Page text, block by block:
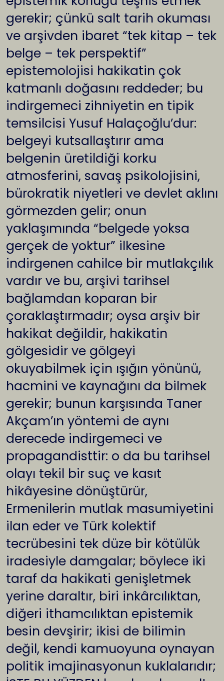
gerekir; çünkü salt tarih okuması
ve arşivden ibaret “tek kitap – tek
belge – tek perspektif”
epistemolojisi hakikatin çok
katmanlı doğasını reddeder; bu
indirgemeci zihniyetin en tipik
temsilcisi Yusuf Halaçoğlu’dur:
belgeyi kutsallaştırır ama
belgenin üretildiği korku
atmosferini, savaş psikolojisini,
bürokratik niyetleri ve devlet aklını
görmezden gelir; onun
yaklaşımında “belgede yoksa
gerçek de yoktur” ilkesine
indirgenen cahilce bir mutlakçılık
vardır ve bu, arşivi tarihsel
bağlamdan koparan bir
çoraklaştırmadır; oysa arşiv bir
hakikat değildir, hakikatin
gölgesidir ve gölgeyi
okuyabilmek için ışığın yönünü,
hacmini ve kaynağını da bilmek
gerekir; bunun karşısında Taner
Akçam’ın yöntemi de aynı
derecede indirgemeci ve
propagandisttir: o da bu tarihsel
olayı tekil bir suç ve kasıt
hikâyesine dönüştürür,
Ermenilerin mutlak masumiyetini
ilan eder ve Türk kolektif
tecrübesini tek düze bir kötülük
iradesiyle damgalar; böylece iki
taraf da hakikati genişletmek
yerine daraltır, biri inkârcılıktan,
diğeri ithamcılıktan epistemik
besin devşirir; ikisi de bilimin
değil, kendi kamuoyuna oynayan
politik imajinasyonun kuklalarıdır;